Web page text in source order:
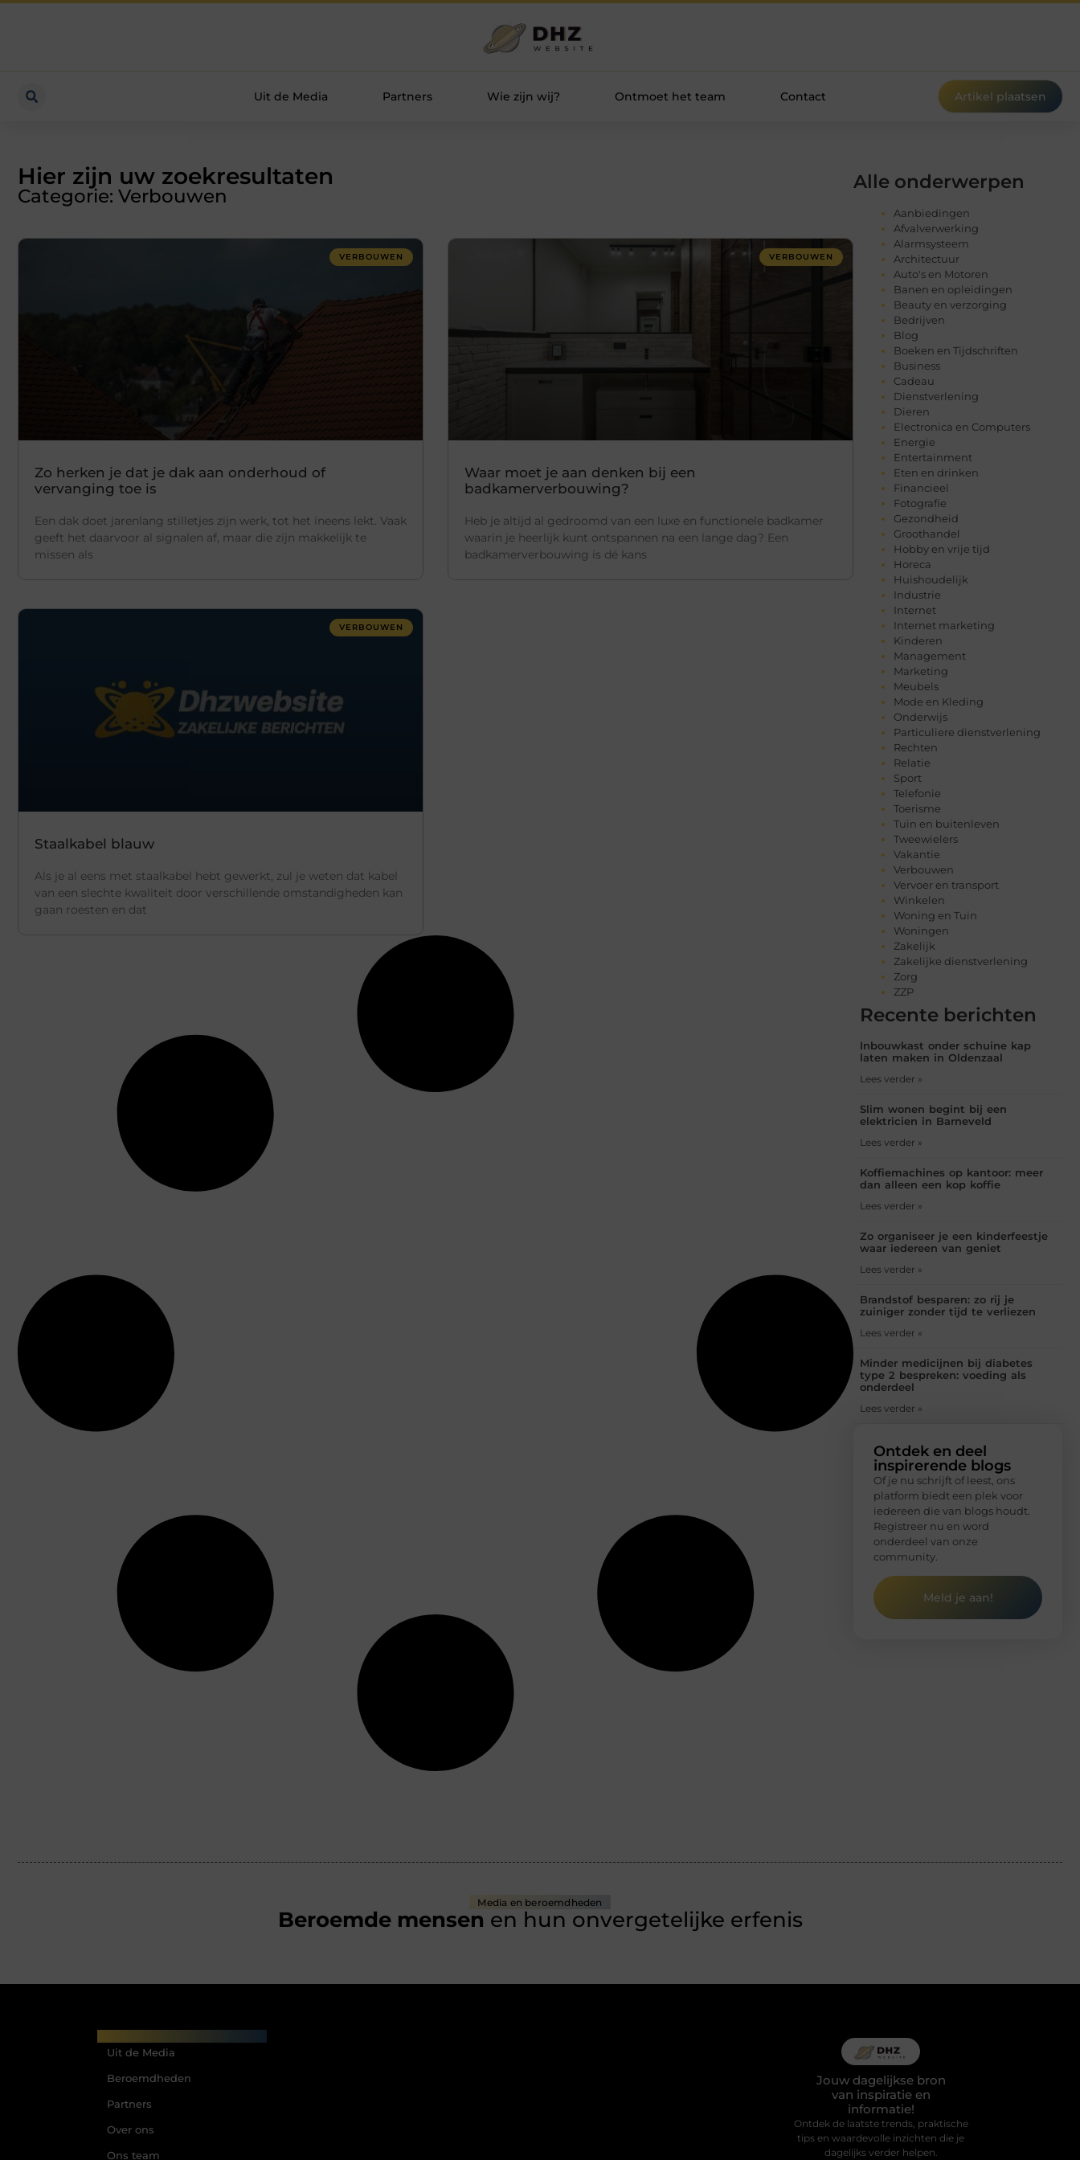
Uit de Media Partners Wie zijn wij? Ontmoet het team Contact Artikel plaatsen
Hier zijn uw zoekresultaten
Categorie: Verbouwen
VERBOUWEN
Zo herken je dat je dak aan onderhoud of
vervanging toe is
Een dak doet jarenlang stilletjes zijn werk, tot het ineens lekt. Vaak
geeft het daarvoor al signalen af, maar die zijn makkelijk te
missen als
VERBOUWEN
Waar moet je aan denken bij een
badkamerverbouwing?
Heb je altijd al gedroomd van een luxe en functionele badkamer
waarin je heerlijk kunt ontspannen na een lange dag? Een
badkamerverbouwing is dé kans
VERBOUWEN
Staalkabel blauw
Als je al eens met staalkabel hebt gewerkt, zul je weten dat kabel
van een slechte kwaliteit door verschillende omstandigheden kan
gaan roesten en dat
Alle onderwerpen
Aanbiedingen
Afvalverwerking
Alarmsysteem
Architectuur
Auto's en Motoren
Banen en opleidingen
Beauty en verzorging
Bedrijven
Blog
Boeken en Tijdschriften
Business
Cadeau
Dienstverlening
Dieren
Electronica en Computers
Energie
Entertainment
Eten en drinken
Financieel
Fotografie
Gezondheid
Groothandel
Hobby en vrije tijd
Horeca
Huishoudelijk
Industrie
Internet
Internet marketing
Kinderen
Management
Marketing
Meubels
Mode en Kleding
Onderwijs
Particuliere dienstverlening
Rechten
Relatie
Sport
Telefonie
Toerisme
Tuin en buitenleven
Tweewielers
Vakantie
Verbouwen
Vervoer en transport
Winkelen
Woning en Tuin
Woningen
Zakelijk
Zakelijke dienstverlening
Zorg
ZZP
Recente berichten
Inbouwkast onder schuine kap
laten maken in Oldenzaal
Lees verder »
Slim wonen begint bij een
elektricien in Barneveld
Lees verder »
Koffiemachines op kantoor: meer
dan alleen een kop koffie
Lees verder »
Zo organiseer je een kinderfeestje
waar iedereen van geniet
Lees verder »
Brandstof besparen: zo rij je
zuiniger zonder tijd te verliezen
Lees verder »
Minder medicijnen bij diabetes
type 2 bespreken: voeding als
onderdeel
Lees verder »
Ontdek en deel
inspirerende blogs
Of je nu schrijft of leest, ons
platform biedt een plek voor
iedereen die van blogs houdt.
Registreer nu en word
onderdeel van onze
community.
Meld je aan!
Media en beroemdheden
Beroemde mensen en hun onvergetelijke erfenis
Uit de Media
Beroemdheden
Partners
Over ons
Ons team
Jouw dagelijkse bron
van inspiratie en
informatie!
Ontdek de laatste trends, praktische
tips en waardevolle inzichten die je
dagelijks verder helpen.